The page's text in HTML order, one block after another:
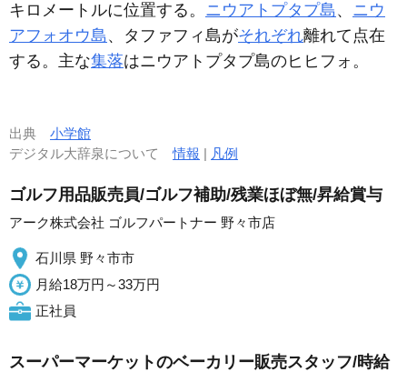
キロメートルに位置する。 ニウアトプタプ島 、 ニウ
アフォオウ島 、タファフィ島がそれぞれ離れて点在
する。主な集落はニウアトプタプ島のヒヒフォ。
出典 小学館
デジタル大辞泉について情報 | 凡例
ゴルフ用品販売員/ゴルフ補助/残業ほぼ無/昇給賞与
アーク株式会社 ゴルフパートナー 野々市店
石川県 野々市市
月給18万円～33万円
正社員
スーパーマーケットのベーカリー販売スタッフ/時給